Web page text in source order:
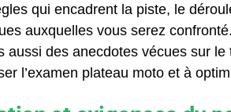
qui encadrent la piste, le
auxquelles vous serez
aussi des anecdotes vécues sur
l’examen plateau moto et à